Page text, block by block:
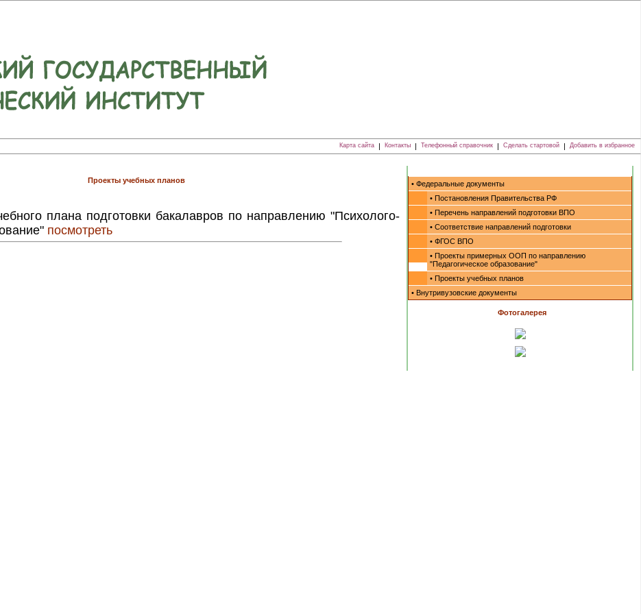
Карта сайта | Контакты | Телефонный справочник | Сделать стартовой | Добавить в избранное
Проекты учебных планов
плана подготовки бакалавров по направлению "Психолого-
посмотреть
• Федеральные документы
• Постановления Правительства РФ
• Перечень направлений подготовки ВПО
• Соответствие направлений подготовки
• ФГОС ВПО
• Проекты примерных ООП по направлению
"Педагогическое образование"
• Проекты учебных планов
• Внутривузовские документы
Фотогалерея